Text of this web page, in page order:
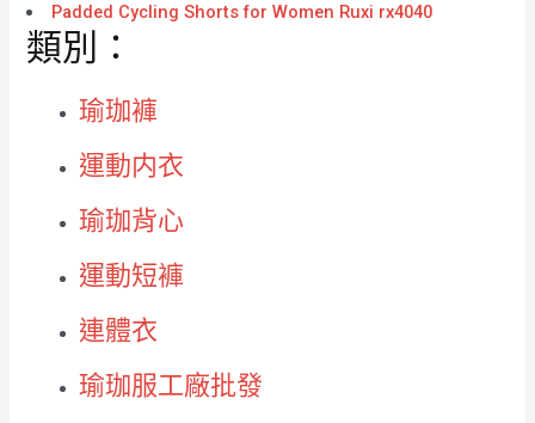
Padded Cycling Shorts for Women Ruxi rx4040
類別：
瑜珈褲
運動内衣
瑜珈背心
運動短褲
連體衣
瑜珈服工廠批發